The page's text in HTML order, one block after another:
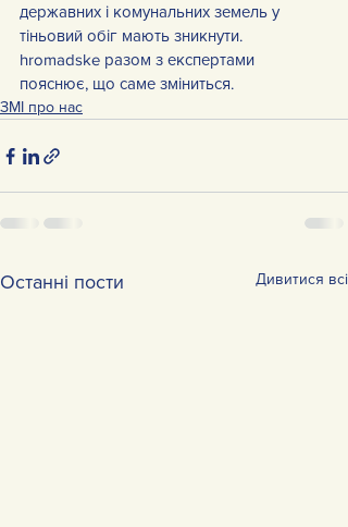
державних і комунальних земель у
тіньовий обіг мають зникнути.
hromadske разом з експертами
пояснює, що саме зміниться.
ЗМІ про нас
Останні пости Дивитися всі